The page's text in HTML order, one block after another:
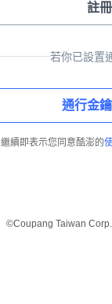
註冊
若你已設置
通行金
繼續即表示您同意酷澎的
©Coupang Taiwan